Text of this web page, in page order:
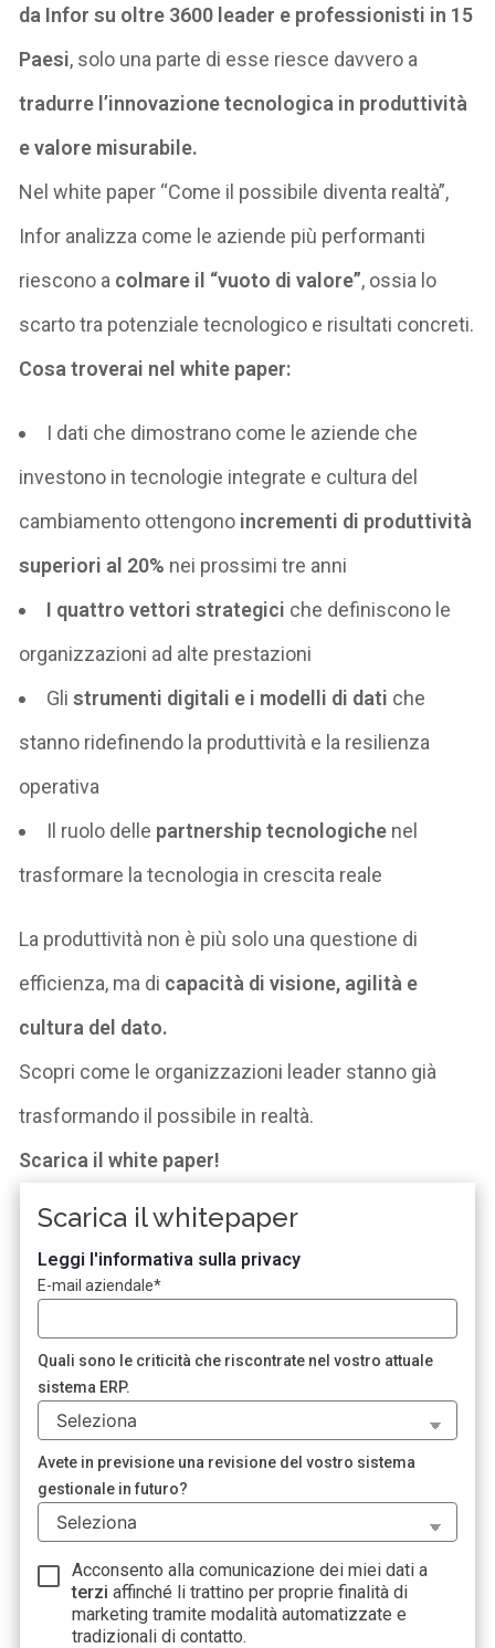
da Infor su oltre 3600 leader e professionisti in 15
Paesi, solo una parte di esse riesce davvero a
tradurre l’innovazione tecnologica in produttività
e valore misurabile.
Nel white paper “Come il possibile diventa realtà”,
Infor analizza come le aziende più performanti
riescono a colmare il “vuoto di valore”, ossia lo
scarto tra potenziale tecnologico e risultati concreti.
Cosa troverai nel white paper:
I dati che dimostrano come le aziende che
investono in tecnologie integrate e cultura del
cambiamento ottengono incrementi di produttività
superiori al 20% nei prossimi tre anni
I quattro vettori strategici che definiscono le
organizzazioni ad alte prestazioni
Glistrumenti digitali e i modelli di dati che
stanno ridefinendo la produttività e la resilienza
operativa
Il ruolo delle partnership tecnologiche nel
trasformare la tecnologia in crescita reale
La produttività non è più solo una questione di
efficienza, ma di capacità di visione, agilità e
cultura del dato.
Scopri come le organizzazioni leader stanno già
trasformando il possibile in realtà.
Scarica il white paper!
Scarica il whitepaper
Leggi l'informativa sulla privacy
E-mail aziendale*
Quali sono le criticità che riscontrate nel vostro attuale
sistema ERP.
Avete in previsione una revisione del vostro sistema
gestionale in futuro?
Acconsento alla comunicazione dei miei dati a
terzi affinché li trattino per proprie finalità di
marketing tramite modalità automatizzate e
tradizionali di contatto.